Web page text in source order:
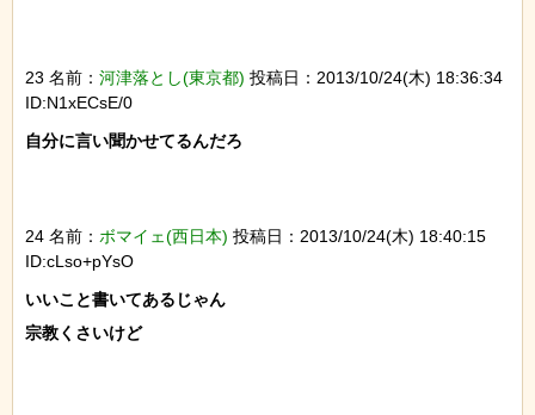
23 名前： 河津落とし(東京都) 投稿日：2013/10/24(木) 18:36:34
ID:N1xECsE/0
自分に言い聞かせてるんだろ
24 名前： ボマイェ(西日本) 投稿日：2013/10/24(木) 18:40:15
ID:cLso+pYsO
いいこと書いてあるじゃん
宗教くさいけど